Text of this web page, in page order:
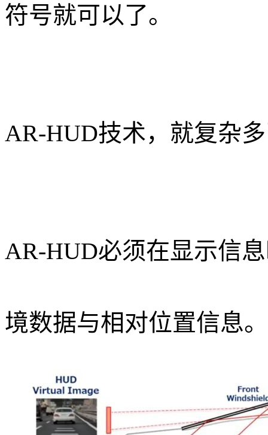
符号就可以了。
AR-HUD技术，就复杂
AR-HUD必须在显示信
境数据与相对位置信息。